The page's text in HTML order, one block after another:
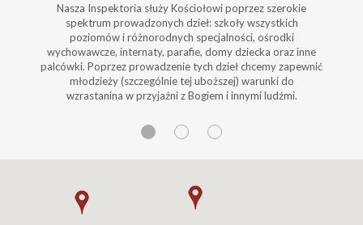
Nasza Inspektoria służy Kościołowi poprzez szerokie
spektrum prowadzonych dzieł: szkoły wszystkich
poziomów i różnorodnych specjalności, ośrodki
wychowawcze, internaty, parafie, domy dziecka oraz inne
palcówki. Poprzez prowadzenie tych dzieł chcemy zapewnić
młodzieży (szczególnie tej uboższej) warunki do
wzrastanina w przyjaźni z Bogiem i innymi ludźmi.